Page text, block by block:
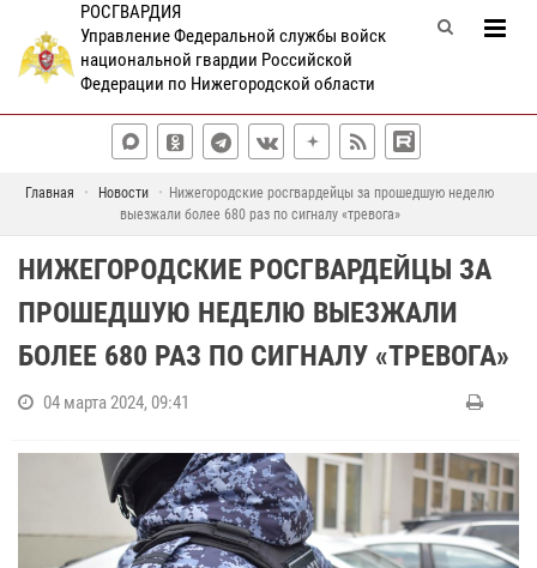
РОСГВАРДИЯ
Управление Федеральной службы войск
национальной гвардии Российской
Федерации по Нижегородской области
Главная Новости
Нижегородские росгвардейцы за прошедшую неделю
выезжали более 680 раз по сигналу «тревога»
НИЖЕГОРОДСКИЕ РОСГВАРДЕЙЦЫ ЗА
ПРОШЕДШУЮ НЕДЕЛЮ ВЫЕЗЖАЛИ
БОЛЕЕ 680 РАЗ ПО СИГНАЛУ «ТРЕВОГА»
04 марта 2024, 09:41